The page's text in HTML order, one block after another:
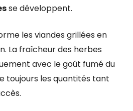
se développent.
les viandes grillées en
La fraîcheur des herbes
avec le goût fumé du
toujours les quantités tant